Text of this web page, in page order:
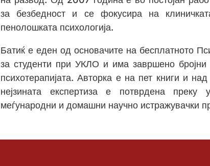
за безбедност и се фокусира на
пенолошката психологија.
Батиќ е еден од основачите на бесплатното
за студенти при УКЛО и има завршено
психотерапијата. Авторка е на пет книги и
нејзината експертиза е потврдена преку
меѓународни и домашни научно истражувачки